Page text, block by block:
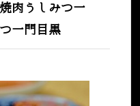
肉うしみつ一
一門目黒